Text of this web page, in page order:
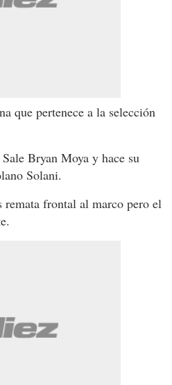
que pertenece a la selección
Bryan Moya y hace su
Solani.
frontal al marco pero el